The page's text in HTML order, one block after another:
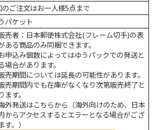
のご注文はお一人様5点まで
パケット
売者：日本郵便株式会社(フレーム切手)の表
ある商品のみ同梱できます。
申込み個数によってはゆうパックでの発送と
場合があります。
売期間については延長の可能性があります。
売期間内でも在庫がなくなり次第販売終了と
ます。
外発送はこちらから（海外向けのため、日本
からアクセスするとエラーとなる場合がござ
す。）